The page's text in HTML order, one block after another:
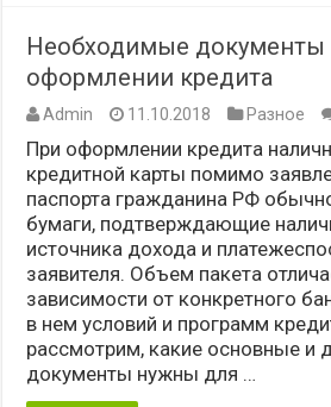
Необходимые документы
оформлении кредита
Admin 11.10.2018 Разное
При оформлении кредита
кредитной карты помимо
паспорта гражданина РФ
бумаги, подтверждающие
источника дохода и
заявителя. Объем пакета
зависимости от конкретного
в нем условий и программ
рассмотрим, какие основные и
документы нужны для …